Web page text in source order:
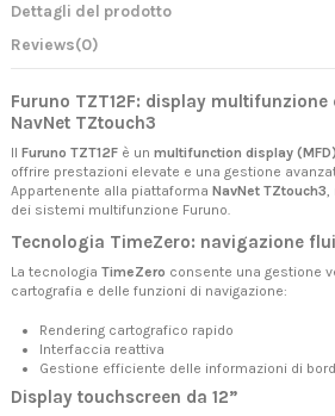
Dettagli del prodotto
Reviews(0)
Furuno TZT12F: display
NavNet TZtouch3
Il Furuno TZT12F è un multifunction display (MFD)
offrire prestazioni elevate e una gestione
Appartenente alla piattaforma NavNet TZtouch3,
dei sistemi multifunzione Furuno.
Tecnologia TimeZero: navigazione
La tecnologia TimeZero consente una gestione
cartografia e delle funzioni di navigazione:
Rendering cartografico rapido
Interfaccia reattiva
Gestione efficiente delle informazioni di
Display touchscreen da 12”